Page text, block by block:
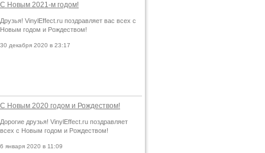
С Новым 2021-м годом!
Друзья! VinylEffect.ru поздравляет вас всех с
Новым годом и Рождеством!
30 декабря 2020 в 23:17
С Новым 2020 годом и Рождеством!
Дорогие друзья! VinylEffect.ru поздравляет
всех с Новым годом и Рождеством!
6 января 2020 в 11:09